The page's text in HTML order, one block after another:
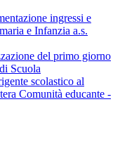
ingressi e
e Infanzia a.s.
del primo giorno
Scuola
scolastico al
Comunità educante -